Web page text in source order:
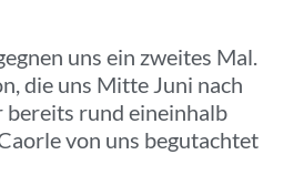
uns ein zweites Mal.
die uns Mitte Juni nach
rund eineinhalb
von uns begutachtet